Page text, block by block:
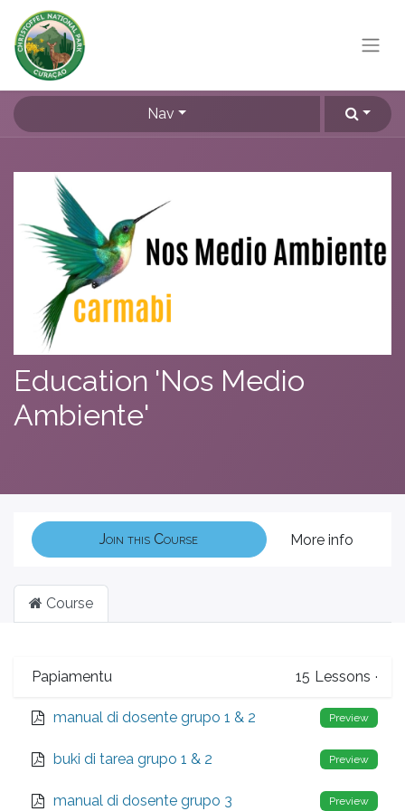
Nav
Education 'Nos Medio
Ambiente'
Join this Course More info
Course
Papiamentu 15 Lessons ·
manual di dosente grupo 1 & 2 Preview
buki di tarea grupo 1 & 2 Preview
manual di dosente grupo 3 Preview